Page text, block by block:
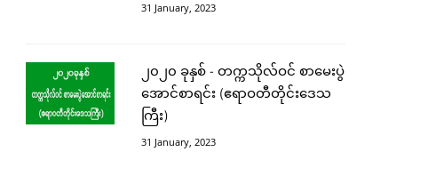
31 January, 2023
၂၀၂၀ ခုနှစ် - တက္ကသိုလ်ဝင် စာမေးပွဲ
အောင်စာရင်း (ဧရာဝတီတိုင်းဒေသ
ကြီး)
31 January, 2023